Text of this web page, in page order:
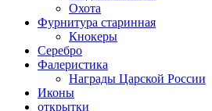
Охота
Фурнитура старинная
Кнокеры
Серебро
Фалеристика
Награды Царской России
Иконы
открытки